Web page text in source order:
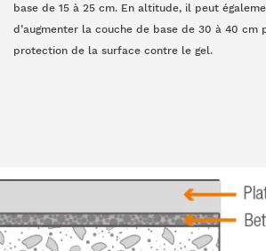
base de 15 à 25 cm. En altitude, il peut
d’augmenter la couche de base de 30 à 40 cm
protection de la surface contre le gel.